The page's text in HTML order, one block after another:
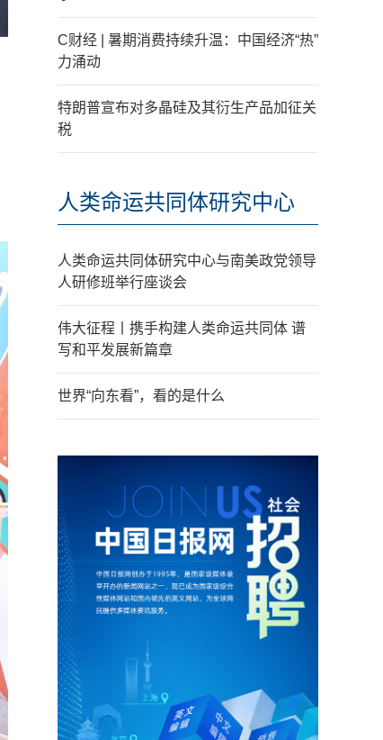
C财经 | 暑期消费持续升温：中国经济“热”
力涌动
特朗普宣布对多晶硅及其衍生产品加征关
税
人类命运共同体研究中心
人类命运共同体研究中心与南美政党领导
人研修班举行座谈会
伟大征程丨携手构建人类命运共同体 谱
写和平发展新篇章
世界“向东看”，看的是什么